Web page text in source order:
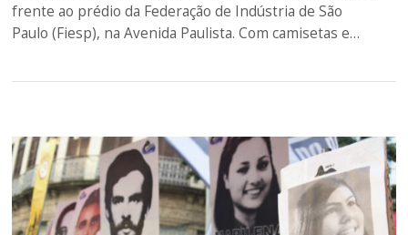
frente ao prédio da Federação de Indústria de São
Paulo (Fiesp), na Avenida Paulista. Com camisetas e…